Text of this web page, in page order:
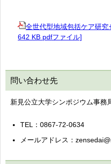
全世代型地域包括ケア研
642 KB pdfファイル]
問い合わせ先
新見公立大学シンポジウム事務
TEL：0867-72-0634
メールアドレス：